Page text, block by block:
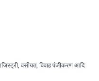
वसीयत, विवाह पंजीकरण आदि